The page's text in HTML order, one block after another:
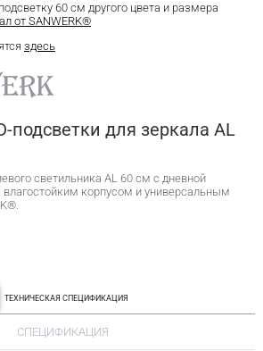
60 см другого цвета и размера
от SANWERK®
здесь
подсветки для зеркала AL
светильника AL 60 см с дневной
влагостойким корпусом и универсальным
ТЕХНИЧЕСКАЯ СПЕЦИФИКАЦИЯ
СПЕЦИФИКАЦИЯ